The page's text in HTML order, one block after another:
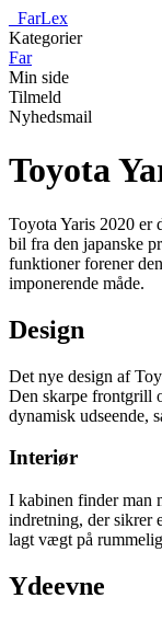
FarLex
Kategorier
Far
Min side
Tilmeld
Nyhedsmail
Toyota
Toyota Yaris 2020 er
bil fra den japanske
funktioner forener
imponerende måde.
Design
Det nye design af
Den skarpe frontgrill
dynamisk udseende,
Interiør
I kabinen finder man
indretning, der sikrer
lagt vægt på
Ydeevne